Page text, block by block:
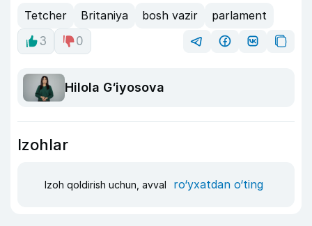
Tetcher Britaniya bosh vazir
parlament
3
0
Hilola G‘iyosova
Izohlar
Izoh qoldirish uchun, avval ro‘yxatdan o‘ting